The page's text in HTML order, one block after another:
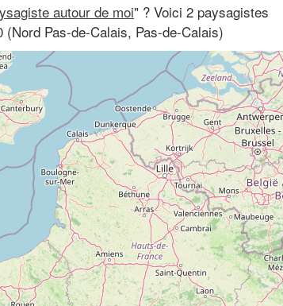
autour de moi" ? Voici 2 paysagistes
Pas-de-Calais, Pas-de-Calais)